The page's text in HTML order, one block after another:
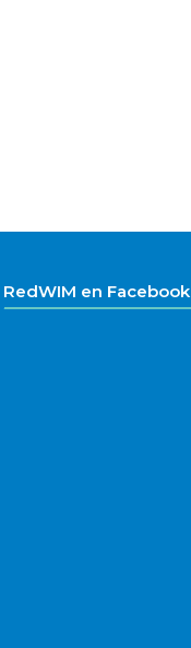
RedWIM en Facebook